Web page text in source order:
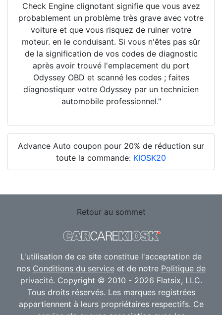
Check Engine clignotant signifie que vous avez
probablement un problème très grave avec votre
voiture et que vous risquez de ruiner votre
moteur. en le conduisant. Si vous n'êtes pas sûr
de la signification de vos codes de diagnostic
après avoir trouvé l'emplacement du port
Odyssey OBD et scanné les codes ; faites
diagnostiquer votre Odyssey par un technicien
automobile professionnel."
Advance Auto coupon pour 20% de réduction sur
toute la commande: KIOSK20
Retour au sommet
L'utilisation de ce site constitue l'acceptation de
nos Conditions du serviceet de notre Politique de
privacité. Copyright © 2010 - 2026 Flatsix, LLC.
Tous droits réservés. Les marques registrées
appartiennent à leurs propriétaires respectifs. Ce